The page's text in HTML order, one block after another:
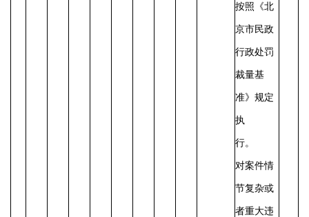
按照《北
京市民政
行政处罚
裁量基
准》规定
执
行。
对案件情
节复杂或
者重大违